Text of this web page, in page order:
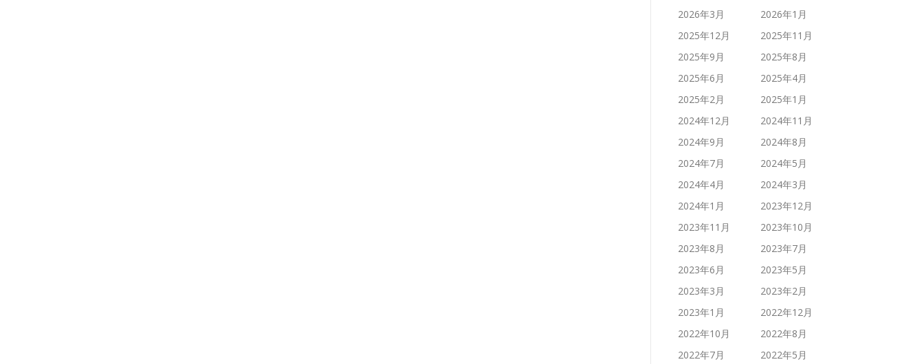
2026年3月
2026年1月
2025年12月
2025年11月
2025年9月
2025年8月
2025年6月
2025年4月
2025年2月
2025年1月
2024年12月
2024年11月
2024年9月
2024年8月
2024年7月
2024年5月
2024年4月
2024年3月
2024年1月
2023年12月
2023年11月
2023年10月
2023年8月
2023年7月
2023年6月
2023年5月
2023年3月
2023年2月
2023年1月
2022年12月
2022年10月
2022年8月
2022年7月
2022年5月